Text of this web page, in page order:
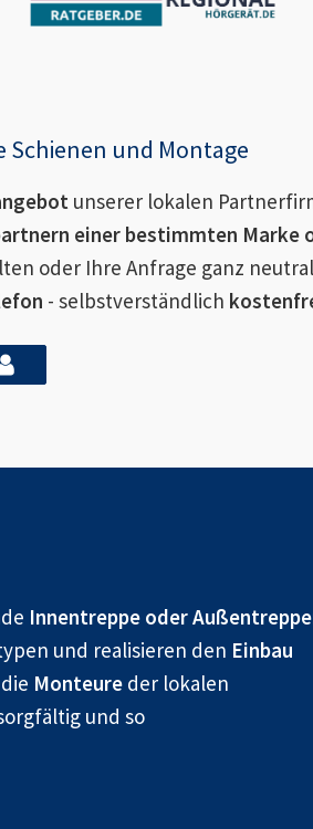
Schienen und Montage
unserer lokalen
einer bestimmten Marke
oder Ihre Anfrage ganz
- selbstverständlich
Innentreppe oder
und realisieren den Einbau
Monteure der lokalen
und so